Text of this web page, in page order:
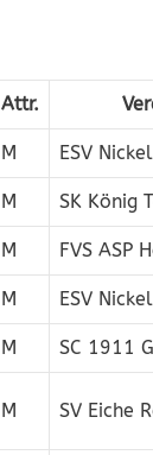
Attr.
M ESV
M SK König
M FVS ASP
M ESV
M SC 1911
M SV Eiche